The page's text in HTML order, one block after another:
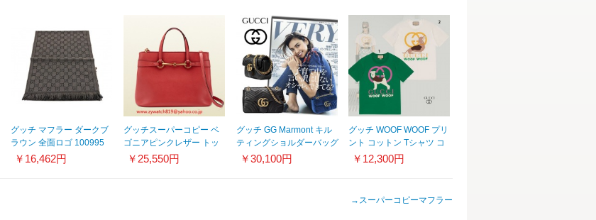
グッチ マフラー ダークブ
ラウン 全面ロゴ 100995
48200 1064
￥16,462円
グッチスーパーコピー ベ
ゴニアピンクレザー トッ
プハンドルトート319795
￥25,550円
グッチ GG Marmont キル
ティングショルダーバッグ
443497DTDIT
￥30,100円
グッチ WOOF WOOF プリ
ント コットン Tシャツ コ
ピー 717422 XJFM7 9095
￥12,300円
→ スーパーコピーマフラー